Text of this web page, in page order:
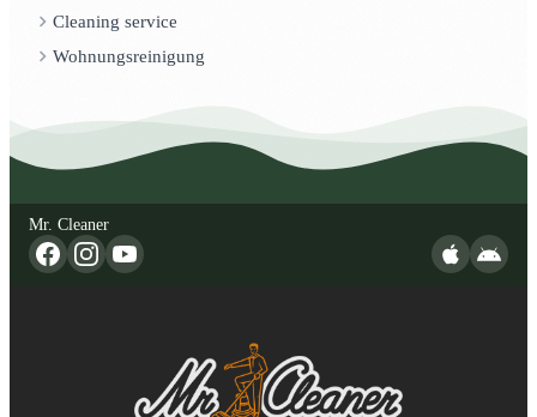
Cleaning service
Wohnungsreinigung
Mr. Cleaner